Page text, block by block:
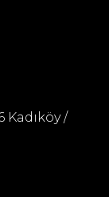
Kadıköy /